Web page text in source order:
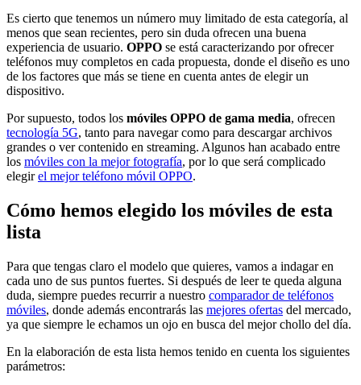
Es cierto que tenemos un número muy limitado de esta categoría, al
menos que sean recientes, pero sin duda ofrecen una buena
experiencia de usuario. OPPO se está caracterizando por ofrecer
teléfonos muy completos en cada propuesta, donde el diseño es uno
de los factores que más se tiene en cuenta antes de elegir un
dispositivo.
Por supuesto, todos los móviles OPPO de gama media, ofrecen
tecnología 5G, tanto para navegar como para descargar archivos
grandes o ver contenido en streaming. Algunos han acabado entre
los móviles con la mejor fotografía, por lo que será complicado
elegirel mejor teléfono móvil OPPO.
Cómo hemos elegido los móviles de esta
lista
Para que tengas claro el modelo que quieres, vamos a indagar en
cada uno de sus puntos fuertes. Si después de leer te queda alguna
duda, siempre puedes recurrir a nuestro comparador de teléfonos
móviles, donde además encontrarás las mejores ofertas del mercado,
ya que siempre le echamos un ojo en busca del mejor chollo del día.
En la elaboración de esta lista hemos tenido en cuenta los siguientes
parámetros: